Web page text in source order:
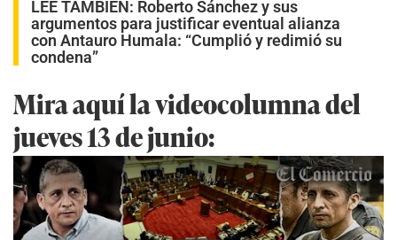
LEE TAMBIÉN: Roberto Sánchez y sus
argumentos para justificar eventual alianza
con Antauro Humala: “Cumplió y redimió su
condena”
Mira aquí la videocolumna del
jueves 13 de junio: